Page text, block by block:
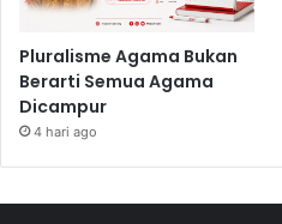
Pluralisme Agama Bukan
Berarti Semua Agama
Dicampur
4 hari ago